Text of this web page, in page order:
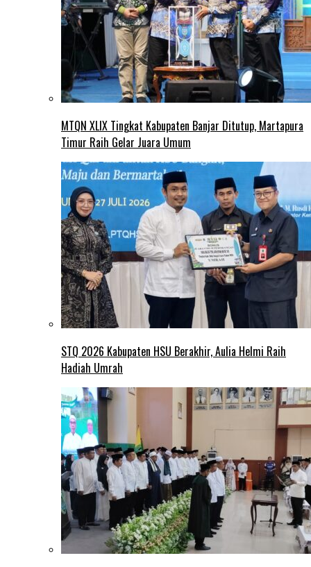
MTQN XLIX Tingkat Kabupaten Banjar Ditutup, Martapura
Timur Raih Gelar Juara Umum
STQ 2026 Kabupaten HSU Berakhir, Aulia Helmi Raih
Hadiah Umrah